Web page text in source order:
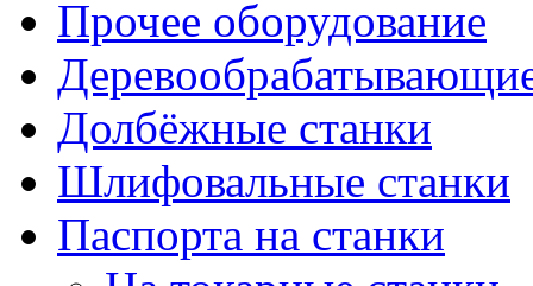
Прочее оборудование
Долбёжные станки
Шлифовальные станки
Паспорта на станки